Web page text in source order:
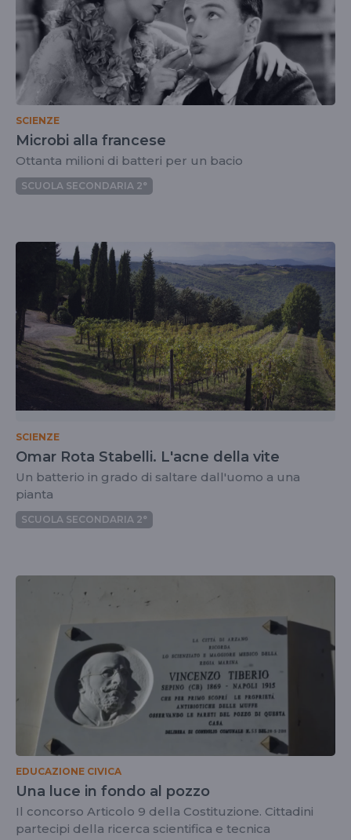
SCIENZE
Microbi alla francese
Ottanta milioni di batteri per un bacio
SCUOLA SECONDARIA 2°
SCIENZE
Omar Rota Stabelli. L'acne della vite
Un batterio in grado di saltare dall'uomo a una
pianta
SCUOLA SECONDARIA 2°
EDUCAZIONE CIVICA
Una luce in fondo al pozzo
Il concorso Articolo 9 della Costituzione. Cittadini
partecipi della ricerca scientifica e tecnica